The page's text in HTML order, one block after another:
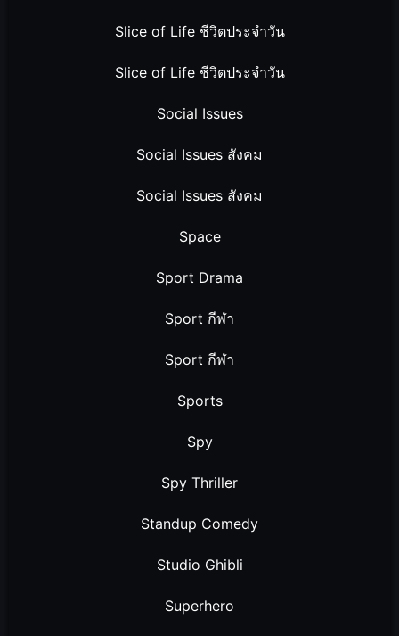
Slice of Life ชีวิตประจำวัน
Slice of Life ชีวิตประจำวัน
Social Issues
Social Issues สังคม
Social Issues สังคม
Space
Sport Drama
Sport กีฬา
Sport กีฬา
Sports
Spy
Spy Thriller
Standup Comedy
Studio Ghibli
Superhero